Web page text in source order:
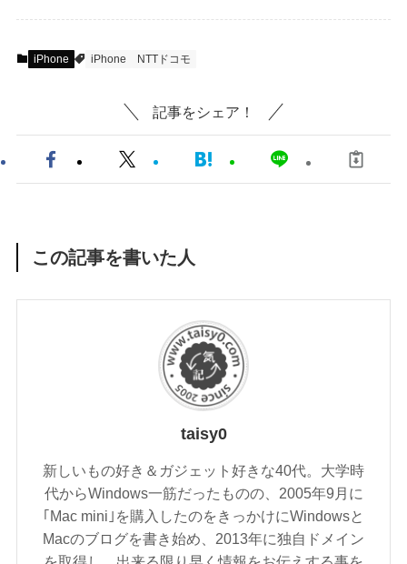
iPhone iPhone NTTドコモ
記事をシェア！
この記事を書いた人
taisy0
新しいもの好き＆ガジェット好きな40代。大学時
代からWindows一筋だったものの、2005年9月に
｢Mac mini｣を購入したのをきっかけにWindowsと
Macのブログを書き始め、2013年に独自ドメイン